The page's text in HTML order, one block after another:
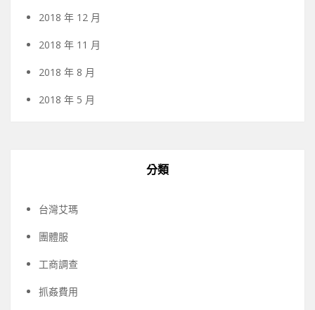
2018 年 12 月
2018 年 11 月
2018 年 8 月
2018 年 5 月
分類
台灣艾瑪
團體服
工商調查
抓姦費用